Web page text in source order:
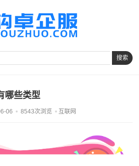
搜索
哪些类型
06 8543次浏览 互联网